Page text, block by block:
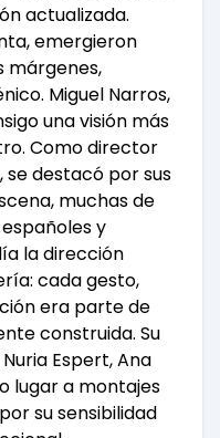
actualizada.
emergieron
márgenes,
Miguel Narros,
una visión más
Como director
destacó por sus
muchas de
y
la dirección
cada gesto,
era parte de
construida. Su
Espert, Ana
lugar a montajes
su sensibilidad